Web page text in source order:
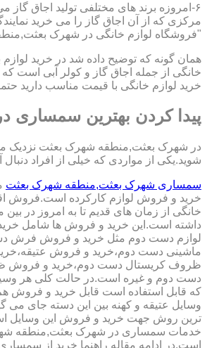
۶-امروزه برند های مختلفی تولید اجاق
مرکزی که از آن اجاق گاز را می خرید
"فروشگاه لوازم خانگی در شهرک
همان گونه که توضیح داده شد در خرید
خانگی از جمله اجاق گاز و کولر آبی
خرید لوازم خانگی با قیمت مناسب دارید
پیدا کردن بهترین
در شهرک بعثت,منطقه شهرک بعثت نزدیک
شوید.یکی از مواردی که خیلی از افراد دنبال آن ها
سمساری شهرک بعثت,منطقه شهرک بعثت
خرید و فروش لوازم کارکرده است.فروش
خانگی از زمان های قدیم تا به امروز در بین
داشته است.این خرید و فروش ها شامل
لوازم دست دوم مثل خرید و فروش فرش
ماشینی دست دوم،خرید و فروش
ظروف کریستال دست دوم،خرید و فروش
دست دوم و غیره است.در حالت کلی هر
که قابل استفاده است قابل خرید و فروش
وسایل عتیقه و کهنه بین این دسته جای می
ترین روش جهت خرید و فروش این وسایل
خدمات سمساری در شهرک بعثت,منطقه